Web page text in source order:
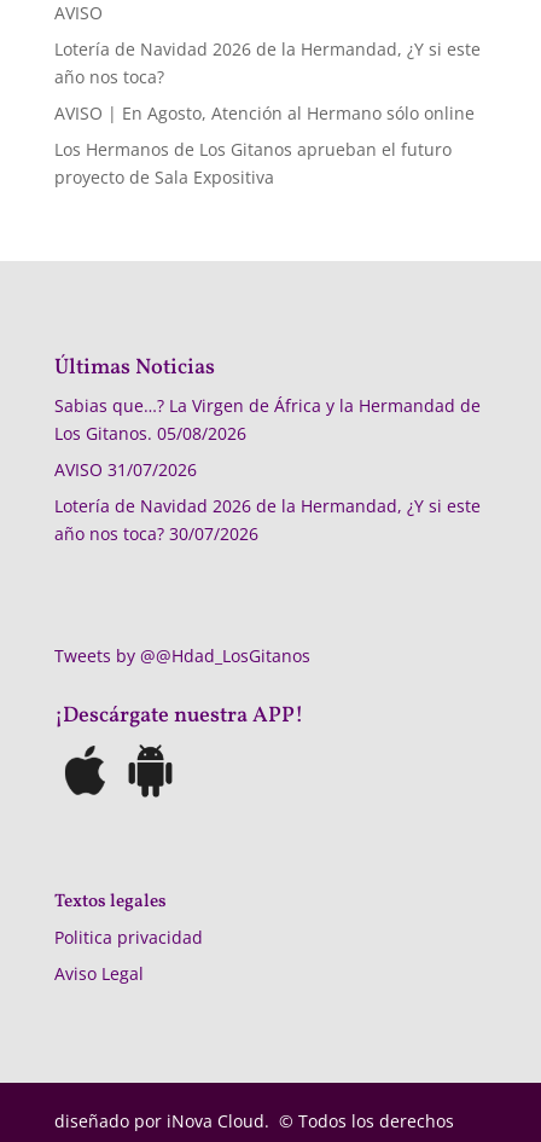
AVISO
Lotería de Navidad 2026 de la Hermandad, ¿Y si este
año nos toca?
AVISO | En Agosto, Atención al Hermano sólo online
Los Hermanos de Los Gitanos aprueban el futuro
proyecto de Sala Expositiva
Últimas Noticias
Sabias que…? La Virgen de África y la Hermandad de
Los Gitanos. 05/08/2026
AVISO 31/07/2026
Lotería de Navidad 2026 de la Hermandad, ¿Y si este
año nos toca? 30/07/2026
Tweets by @@Hdad_LosGitanos
¡Descárgate nuestra APP!
Textos legales
Politica privacidad
Aviso Legal
diseñado por iNova Cloud. © Todos los derechos